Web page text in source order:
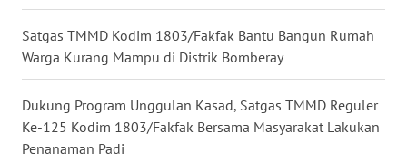
Satgas TMMD Kodim 1803/Fakfak Bantu Bangun Rumah
Warga Kurang Mampu di Distrik Bomberay
Dukung Program Unggulan Kasad, Satgas TMMD Reguler
Ke-125 Kodim 1803/Fakfak Bersama Masyarakat Lakukan
Penanaman Padi
WAHANA
ADVOKAT
WAHANA
INFRASTRUKTUR